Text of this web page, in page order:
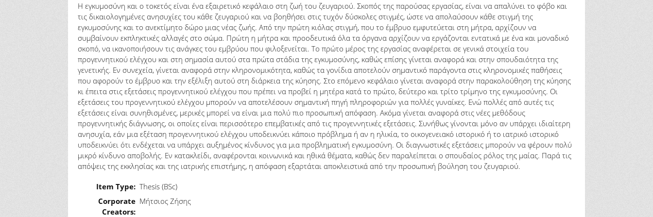
Η εγκυμοσύνη και ο τοκετός είναι ένα εξαιρετικό κεφάλαιο στη ζωή του ζευγαριού. Σκοπός της παρούσας εργασίας, είναι να απαλύνει το φόβο και
τις δικαιολογημένες ανησυχίες του κάθε ζευγαριού και να βοηθήσει στις τυχόν δύσκολες στιγμές, ώστε να απολαύσουν κάθε στιγμή της
εγκυμοσύνης και το ανεκτίμητο δώρο μιας νέας ζωής. Από την πρώτη κιόλας στιγμή, που το έμβρυο εμφυτεύεται στη μήτρα, αρχίζουν να
συμβαίνουν εκπληκτικές αλλαγές στο σώμα. Πρώτη η μήτρα και προοδευτικά όλα τα όργανα αρχίζουν να εργάζονται εντατικά με ένα και μοναδικό
σκοπό, να ικανοποιήσουν τις ανάγκες του εμβρύου που φιλοξενείται. Το πρώτο μέρος της εργασίας αναφέρεται σε γενικά στοιχεία του
προγεννητικού ελέγχου και στη σημασία αυτού στα πρώτα στάδια της εγκυμοσύνης, καθώς επίσης γίνεται αναφορά και στην σπουδαιότητα της
γενετικής. Εν συνεχεία, γίνεται αναφορά στην κληρονομικότητα, καθώς τα γονίδια αποτελούν σημαντικό παράγοντα στις κληρονομικές παθήσεις
που αφορούν το έμβρυο και την εξέλιξη αυτού στη διάρκεια της κύησης. Στο επόμενο κεφάλαιο γίνεται αναφορά στην παρακολούθηση της κύησης
κι έπειτα στις εξετάσεις προγεννητικού ελέγχου που πρέπει να προβεί η μητέρα κατά το πρώτο, δεύτερο και τρίτο τρίμηνο της εγκυμοσύνης. Οι
εξετάσεις του προγεννητικού ελέγχου μπορούν να αποτελέσουν σημαντική πηγή πληροφοριών για πολλές γυναίκες. Ενώ πολλές από αυτές τις
εξετάσεις είναι συνηθισμένες, μερικές μπορεί να είναι μια πολύ πιο προσωπική απόφαση. Ακόμα γίνεται αναφορά στις νέες μεθόδους
προγεννητικής διάγνωσης, οι οποίες είναι περισσότερο επεμβατικές από τις προγεννητικές εξετάσεις. Συνήθως γίνονται μόνο αν υπάρχει ιδιαίτερη
ανησυχία, εάν μια εξέταση προγεννητικού ελέγχου υποδεικνύει κάποιο πρόβλημα ή αν η ηλικία, το οικογενειακό ιστορικό ή το ιατρικό ιστορικό
υποδεικνύει ότι ενδέχεται να υπάρχει αυξημένος κίνδυνος για μια προβληματική εγκυμοσύνη. Οι διαγνωστικές εξετάσεις μπορούν να φέρουν πολύ
μικρό κίνδυνο αποβολής. Εν κατακλείδι, αναφέρονται κοινωνικά και ηθικά θέματα, καθώς δεν παραλείπεται ο σπουδαίος ρόλος της μαίας. Παρά τις
απόψεις της εκκλησίας και της ιατρικής επιστήμης, η απόφαση εξαρτάται αποκλειστικά από την προσωπική βούληση του ζευγαριού.
Item Type: Thesis (BSc)
Corporate
Creators:
Μήτσιος Ζήσης